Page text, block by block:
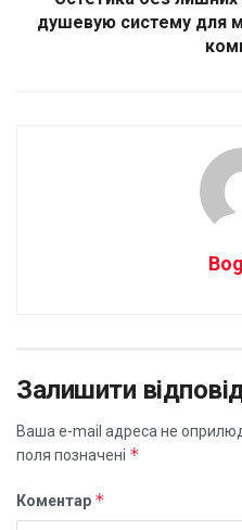
душевую систему для
Залишити
Ваша e-mail адреса не
поля позначені *
Коментар *